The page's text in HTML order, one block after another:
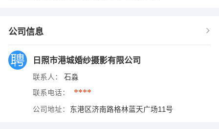
公司信息
日照市港城婚纱摄影有限公司
联系人： 石淼
联系电话： ****
公司地址： 东港区济南路格林蓝天广场11号